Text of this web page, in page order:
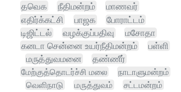
தவெக
நீதிமன்றம்
மாணவர்
எதிர்க்கட்சி
பாஜக
போராட்டம்
டிஜிட்டல்
வழக்குப்பதிவு
மசோதா
கனடா சென்னை உயர்நீதிமன்றம்
பள்ளி
மருத்துவமனை
தண்ணீர்
மேற்குத்தொடர்ச்சி மலை
நாடாளுமன்றம்
வெளிநாடு
மருத்துவம்
சட்டமன்றம்